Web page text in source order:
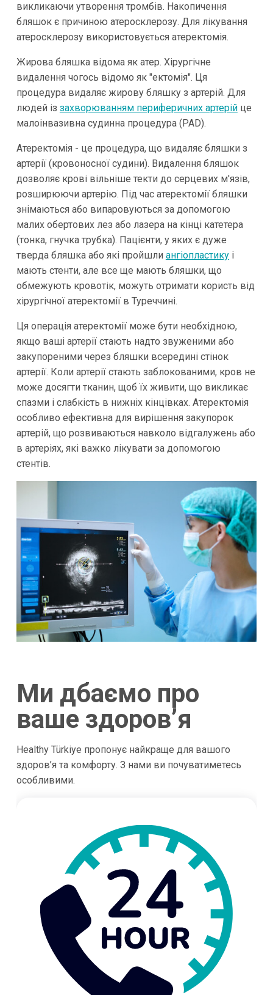
викликаючи утворення тромбів. Накопичення
бляшок є причиною атеросклерозу. Для лікування
атеросклерозу використовується атеректомія.
Жирова бляшка відома як атер. Хірургічне
видалення чогось відомо як "ектомія". Ця
процедура видаляє жирову бляшку з артерій. Для
людей із захворюванням периферичних артерійце
малоінвазивна судинна процедура (PAD).
Атеректомія - це процедура, що видаляє бляшки з
артерії (кровоносної судини). Видалення бляшок
дозволяє крові вільніше текти до серцевих м'язів,
розширюючи артерію. Під час атеректомії бляшки
знімаються або випаровуються за допомогою
малих обертових лез або лазера на кінці катетера
(тонка, гнучка трубка). Пацієнти, у яких є дуже
тверда бляшка або які пройшли ангіопластикуі
мають стенти, але все ще мають бляшки, що
обмежують кровотік, можуть отримати користь від
хірургічної атеректомії в Туреччині.
Ця операція атеректомії може бути необхідною,
якщо ваші артерії стають надто звуженими або
закупореними через бляшки всередині стінок
артерії. Коли артерії стають заблокованими, кров не
може досягти тканин, щоб їх живити, що викликає
спазми і слабкість в нижніх кінцівках. Атеректомія
особливо ефективна для вирішення закупорок
артерій, що розвиваються навколо відгалужень або
в артеріях, які важко лікувати за допомогою
стентів.
Ми дбаємо про
ваше здоров’я
Healthy Türkiye пропонує найкраще для вашого
здоров’я та комфорту. З нами ви почуватиметесь
особливими.